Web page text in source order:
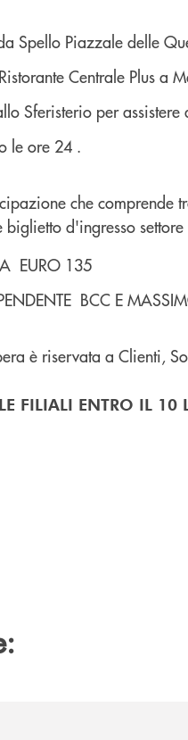
Spello Piazzale delle
Centrale Plus a
Sferisterio per
le ore 24 .
che comprende
d'ingresso
EURO 135
BCC E
è riservata a Clienti,
FILIALI ENTRO IL